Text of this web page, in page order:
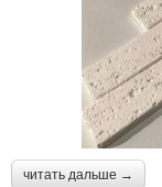
читать дальше →